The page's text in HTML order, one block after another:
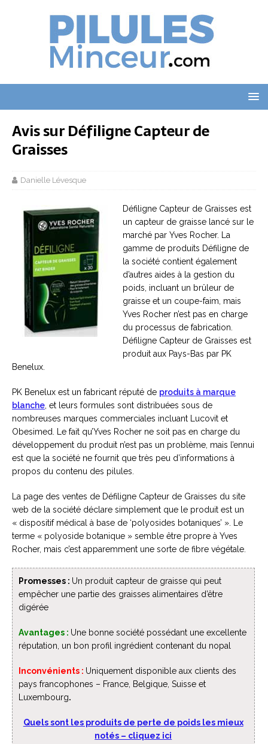
Avis sur Défiligne Capteur de
Graisses
Danielle Lévesque
Défiligne Capteur de Graisses est
un capteur de graisse lancé sur le
marché par Yves Rocher. La
gamme de produits Défiligne de
la société contient également
d’autres aides à la gestion du
poids, incluant un brûleur de
graisse et un coupe-faim, mais
Yves Rocher n’est pas en charge
du processus de fabrication.
Défiligne Capteur de Graisses est
produit aux Pays-Bas par PK
Benelux.
PK Benelux est un fabricant réputé de produits à marque
blanche , et leurs formules sont distribuées sous de
nombreuses marques commerciales incluant Lucovit et
Obesimed. Le fait qu’Yves Rocher ne soit pas en charge du
développement du produit n’est pas un problème, mais l’ennui
est que la société ne fournit que très peu d’informations à
propos du contenu des pilules.
La page des ventes de Défiligne Capteur de Graisses du site
web de la société déclare simplement que le produit est un
« dispositif médical à base de ‘polyosides botaniques’ ». Le
terme « polyoside botanique » semble être propre à Yves
Rocher, mais c’est apparemment une sorte de fibre végétale.
Promesses : Un produit capteur de graisse qui peut
empêcher une partie des graisses alimentaires d’être
digérée
Avantages : Une bonne société possédant une excellente
réputation, un bon profil ingrédient contenant du nopal
Inconvénients : Uniquement disponible aux clients des
pays francophones – France, Belgique, Suisse et
Luxembourg.
Quels sont les produits de perte de poids les mieux
notés – cliquez ici